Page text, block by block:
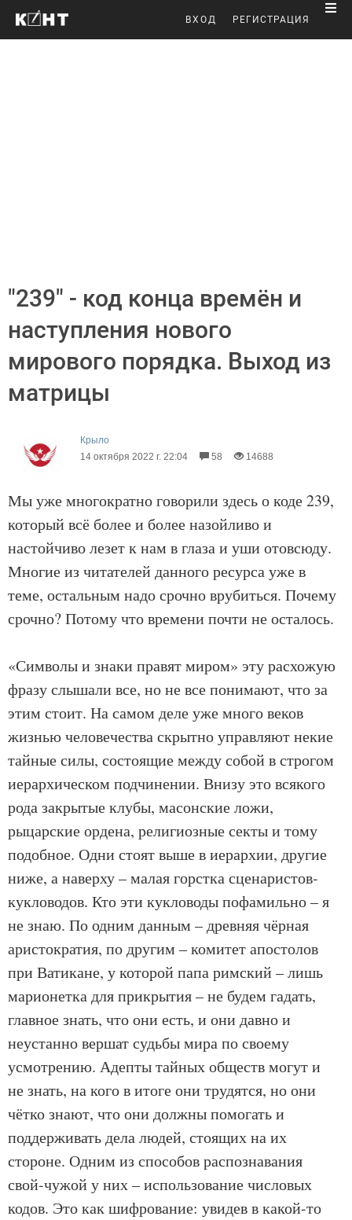
ВХОД РЕГИСТРАЦИЯ
"239" - код конца времён и
наступления нового
мирового порядка. Выход из
матрицы
Крыло
14 октября 2022 г. 22:04
58 14688
Мы уже многократно говорили здесь о коде 239,
который всё более и более назойливо и
настойчиво лезет к нам в глаза и уши отовсюду.
Многие из читателей данного ресурса уже в
теме, остальным надо срочно врубиться. Почему
срочно? Потому что времени почти не осталось.
«Символы и знаки правят миром» эту расхожую
фразу слышали все, но не все понимают, что за
этим стоит. На самом деле уже много веков
жизнью человечества скрытно управляют некие
тайные силы, состоящие между собой в строгом
иерархическом подчинении. Внизу это всякого
рода закрытые клубы, масонские ложи,
рыцарские ордена, религиозные секты и тому
подобное. Одни стоят выше в иерархии, другие
ниже, а наверху – малая горстка сценаристов-
кукловодов. Кто эти кукловоды пофамильно – я
не знаю. По одним данным – древняя чёрная
аристократия, по другим – комитет апостолов
при Ватикане, у которой папа римский – лишь
марионетка для прикрытия – не будем гадать,
главное знать, что они есть, и они давно и
неустанно вершат судьбы мира по своему
усмотрению. Адепты тайных обществ могут и
не знать, на кого в итоге они трудятся, но они
чётко знают, что они должны помогать и
поддерживать дела людей, стоящих на их
стороне. Одним из способов распознавания
свой-чужой у них – использование числовых
кодов. Это как шифрование: увидев в какой-то